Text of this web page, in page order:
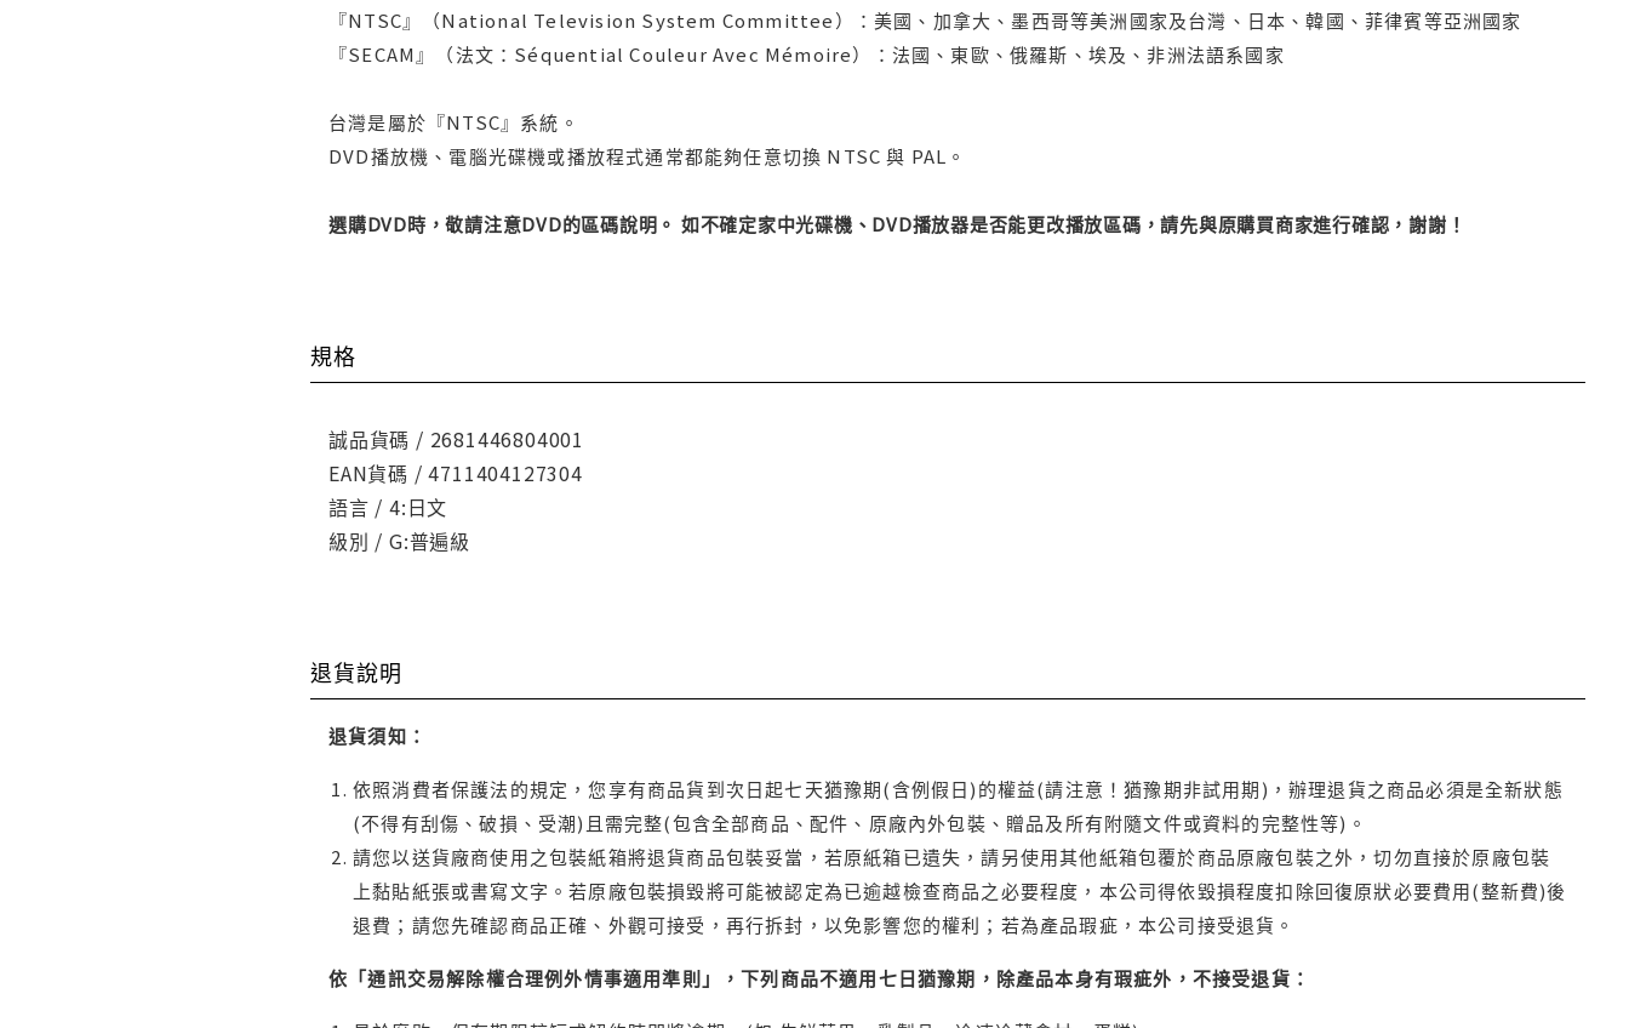
『NTSC』（National Television System Committee）：美國、加拿大、墨西哥等美洲國家及台灣、日本、韓國、菲律賓等亞洲國家
『SECAM』（法文：Séquential Couleur Avec Mémoire）：法國、東歐、俄羅斯、埃及、非洲法語系國家
台灣是屬於『NTSC』系統。
DVD播放機、電腦光碟機或播放程式通常都能夠任意切換 NTSC 與 PAL。
選購DVD時，敬請注意DVD的區碼說明。 如不確定家中光碟機、DVD播放器是否能更改播放區碼，請先與原購買商家進行確認，謝謝！
規格
誠品貨碼 / 2681446804001
EAN貨碼 / 4711404127304
語言 / 4:日文
級別 / G:普遍級
退貨說明
退貨須知：
依照消費者保護法的規定，您享有商品貨到次日起七天猶豫期(含例假日)的權益(請注意！猶豫期非試用期)，辦理退貨之商品必須是全新狀態
(不得有刮傷、破損、受潮)且需完整(包含全部商品、配件、原廠內外包裝、贈品及所有附隨文件或資料的完整性等)。
請您以送貨廠商使用之包裝紙箱將退貨商品包裝妥當，若原紙箱已遺失，請另使用其他紙箱包覆於商品原廠包裝之外，切勿直接於原廠包裝
上黏貼紙張或書寫文字。若原廠包裝損毀將可能被認定為已逾越檢查商品之必要程度，本公司得依毀損程度扣除回復原狀必要費用(整新費)後
退費；請您先確認商品正確、外觀可接受，再行拆封，以免影響您的權利；若為產品瑕疵，本公司接受退貨。
依「通訊交易解除權合理例外情事適用準則」，下列商品不適用七日猶豫期，除產品本身有瑕疵外，不接受退貨：